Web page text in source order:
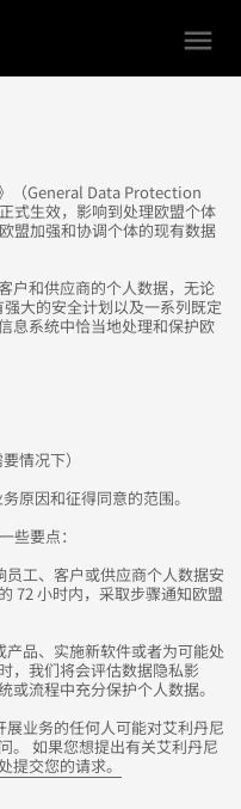
menu
（General Data Protection
式生效，影响到处理欧盟个体
盟加强和协调个体的现有数据
户和供应商的个人数据，无论
大的安全计划以及一系列既定
息系统中恰当地处理和保护欧
情况下）
因和征得同意的范围。
些要点：
工、客户或供应商个人数据安
72 小时内，采取步骤通知欧盟
品、实施新软件或者为可能处
，我们将会评估数据隐私影
流程中充分保护个人数据。
业务的任何人可能对艾利丹尼
。 如果您想提出有关艾利丹尼
提交您的请求。